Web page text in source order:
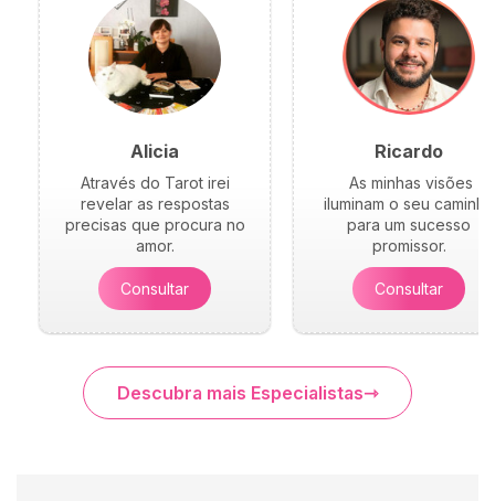
Alicia
Através do Tarot irei
revelar as respostas
precisas que procura no
amor.
Consultar
Ricardo
As minhas visões
iluminam o seu caminho
para um sucesso
promissor.
Consultar
Descubra mais Especialistas